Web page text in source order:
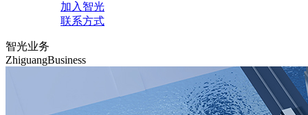
加入智光
联系方式
智光业务
ZhiguangBusiness